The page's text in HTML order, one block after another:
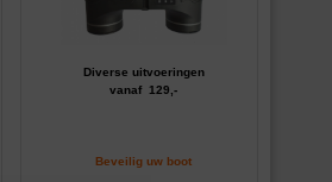
Diverse uitvoeringen
vanaf 129,-
Beveilig uw boot